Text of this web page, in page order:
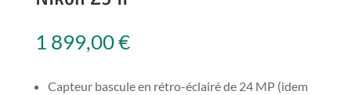
1 899,00€
Capteur bascule en rétro-éclairé de 24 MP (idem